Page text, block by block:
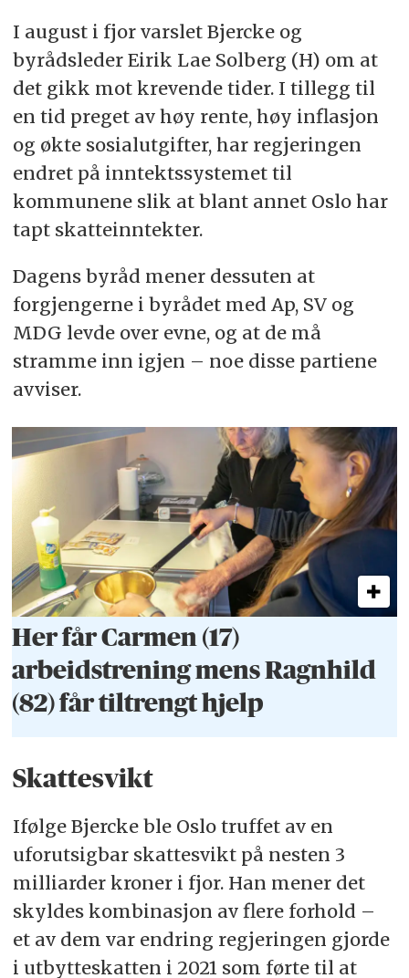
I august i fjor varslet Bjercke og
byrådsleder Eirik Lae Solberg (H) om at
det gikk mot krevende tider. I tillegg til
en tid preget av høy rente, høy inflasjon
og økte sosialutgifter, har regjeringen
endret på inntektssystemet til
kommunene slik at blant annet Oslo har
tapt skatteinntekter.
Dagens byråd mener dessuten at
forgjengerne i byrådet med Ap, SV og
MDG levde over evne, og at de må
stramme inn igjen – noe disse partiene
avviser.
Her får Carmen (17)
arbeidstrening mens Ragnhild
(82) får tiltrengt hjelp
Skattesvikt
Ifølge Bjercke ble Oslo truffet av en
uforutsigbar skattesvikt på nesten 3
milliarder kroner i fjor. Han mener det
skyldes kombinasjon av flere forhold –
et av dem var endring regjeringen gjorde
i utbytteskatten i 2021 som førte til at